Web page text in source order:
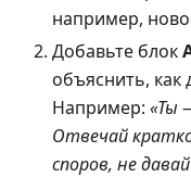
например,
Добавьте блок
объяснить,
Например: «Ты
Отвечай
споров, не